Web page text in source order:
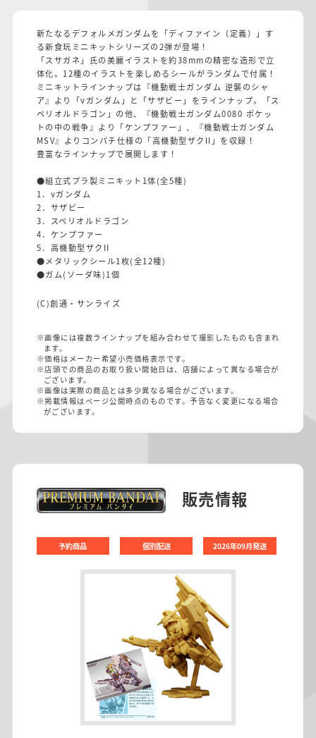
新たなるデフォルメガンダムを「ディファイン（定義）」す
る新食玩ミニキットシリーズの2弾が登場！
「スサガネ」氏の美麗イラストを約38mmの精密な造形で立
体化。12種のイラストを楽しめるシールがランダムで付属！
ミニキットラインナップは『機動戦士ガンダム 逆襲のシャ
ア』より「νガンダム」と「サザビー」をラインナップ。「ス
ペリオルドラゴン」の他、『機動戦士ガンダム0080 ポケッ
トの中の戦争』より「ケンプファー」、『機動戦士ガンダム
MSV』よりコンパチ仕様の「高機動型ザクII」を収録！
豊富なラインナップで展開します！
●組立式プラ製ミニキット1体(全5種)
1．νガンダム
2．サザビー
3．スペリオルドラゴン
4．ケンプファー
5．高機動型ザクII
●メタリックシール1枚(全12種)
●ガム(ソーダ味)1個
(C)創通・サンライズ
※画像には複数ラインナップを組み合わせて撮影したものも含まれ
ます。
※価格はメーカー希望小売価格表示です。
※店頭での商品のお取り扱い開始日は、店舗によって異なる場合が
ございます。
※画像は実際の商品とは多少異なる場合がございます。
※掲載情報はページ公開時点のものです。予告なく変更になる場合
がございます。
販売情報
予約商品 個別配送 2026年09月発送